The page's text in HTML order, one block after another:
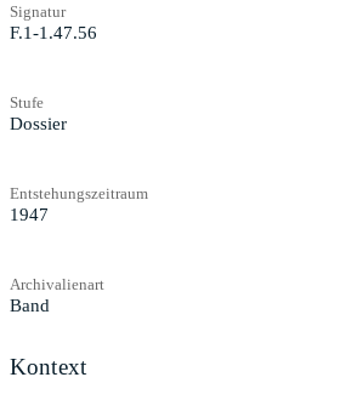
Signatur
F.1-1.47.56
Stufe
Dossier
Entstehungszeitraum
1947
Archivalienart
Band
Kontext